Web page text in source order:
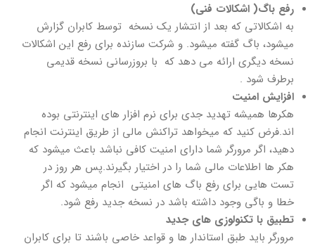
رفع باگ( اشکالات فنی)
به اشکالاتی که بعد از انتشار یک نسخه توسط کابران گزارش
میشود، باگ گفته میشود. و شرکت سازنده برای رفع این اشکالات
نسخه دیگری ارائه می دهد که با بروزرسانی نسخه قدیمی
برطرف شود .
افزایش امنیت
هکرها همیشه تهدید جدی برای نرم افزار های اینترنتی بوده
اند.فرض کنید که میخواهد تراکنش مالی از طریق اینترنت انجام
دهید، اگر مرورگر شما دارای امنیت کافی نباشد باعث میشود که
هکر ها اطلاعات مالی شما را در اختیار بگیرند.پس هر روز در
تست هایی برای رفع باگ های امنیتی انجام میشود که اگر
خطا و باگی وجود داشته باشد در نسخه جدید رفع شود.
تطبیق با تکنولوزی های جدید
مرورگر باید طبق استاندار ها و قواعد خاصی باشند تا برای کابران